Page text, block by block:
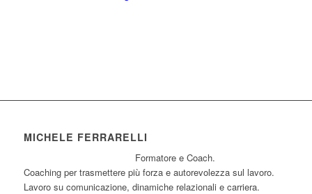
MICHELE FERRARELLI
Formatore e Coach.
Coaching per trasmettere più forza e autorevolezza sul lavoro.
Lavoro su comunicazione, dinamiche relazionali e carriera.